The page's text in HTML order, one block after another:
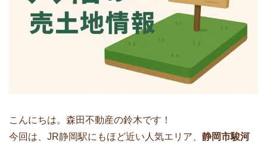
こんにちは。森田不動産の鈴木です！
今回は、JR静岡駅にもほど近い人気エリア、 静岡市駿河